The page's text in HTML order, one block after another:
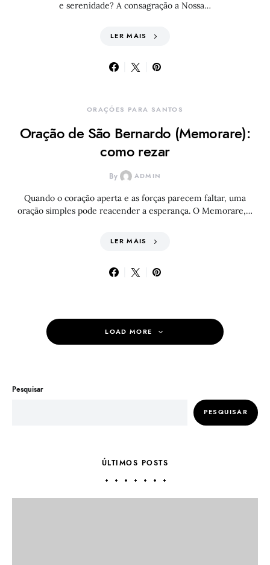
e serenidade? A consagração a Nossa…
LER MAIS
ORAÇÕES PARA SANTOS
Oração de São Bernardo (Memorare):
como rezar
By ADMIN
Quando o coração aperta e as forças parecem faltar, uma
oração simples pode reacender a esperança. O Memorare,…
LER MAIS
LOAD MORE
Pesquisar
PESQUISAR
ÚLTIMOS POSTS